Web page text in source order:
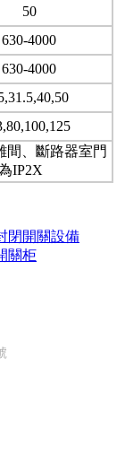
50
630-4000
630-4000
間、斷路器室門
IP2X
閉開關設備
關柜